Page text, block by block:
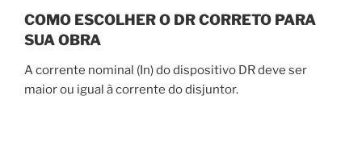
COMO ESCOLHER O DR CORRETO PARA
SUA OBRA
A corrente nominal (In) do dispositivo DR deve ser
maior ou igual à corrente do disjuntor.